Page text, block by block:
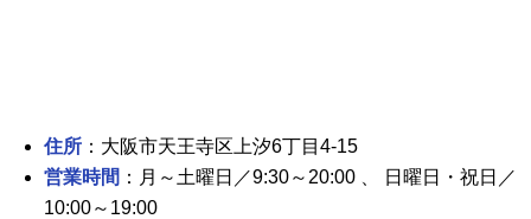
住所 ：大阪市天王寺区上汐6丁目4-15
営業時間 ：月～土曜日／9:30～20:00 、 日曜日・祝日／
10:00～19:00